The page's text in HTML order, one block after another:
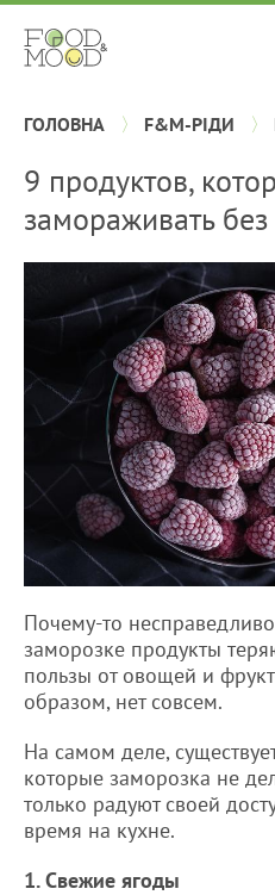
ГОЛОВНА F&M-РІДИ
9 продуктов,
замораживать
Почему-то
заморозке продукты
пользы от овощей и
образом, нет совсем.
На самом деле,
которые заморозка не
только радуют своей
время на кухне.
1. Свежие ягоды